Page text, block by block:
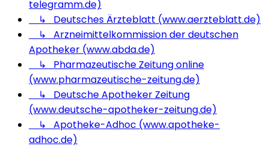
telegramm.de)
↳ Deutsches Ärzteblatt (www.aerzteblatt.de)
↳ Arzneimittelkommission der deutschen
Apotheker (www.abda.de)
↳ Pharmazeutische Zeitung online
(www.pharmazeutische-zeitung.de)
↳ Deutsche Apotheker Zeitung
(www.deutsche-apotheker-zeitung.de)
↳ Apotheke-Adhoc (www.apotheke-
adhoc.de)